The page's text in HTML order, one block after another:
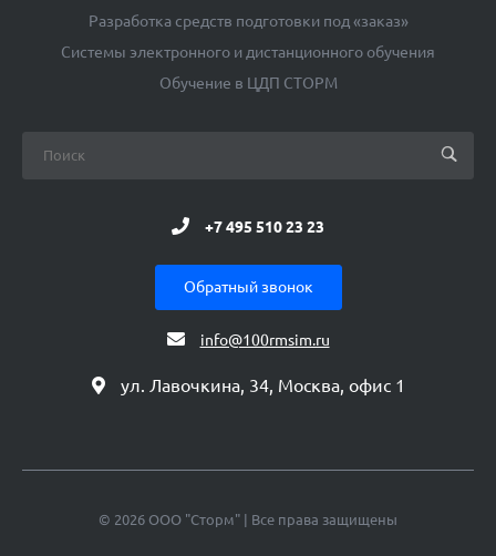
Разработка средств подготовки под «заказ»
Системы электронного и дистанционного обучения
Обучение в ЦДП СТОРМ
+7 495 510 23 23
Обратный звонок
info@100rmsim.ru
ул. Лавочкина, 34, Москва, офис 1
© 2026 ООО "Сторм" | Все права защищены